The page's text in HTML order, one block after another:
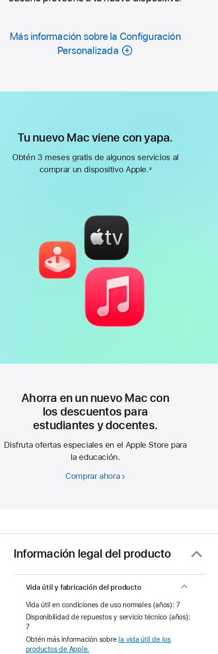
Más información sobre la Configuración
Personalizada
Tu nuevo Mac viene con yapa.
Obtén 3 meses gratis de algunos servicios al
comprar un dispositivo Apple.±
Ahorra en un nuevo Mac con
los descuentos para
estudiantes y docentes.
Disfruta ofertas especiales en el Apple Store para
la educación.
Comprar ahora Ahorra
con
los
descuentos
para
estudiantes
docentes.
Información legal del producto
Vida útil y fabricación del producto
Vida útil en condiciones de uso normales (años): 7
Disponibilidad de repuestos y servicio técnico (años):
7
Obtén más información sobre la vida útil de los
productos de Apple.